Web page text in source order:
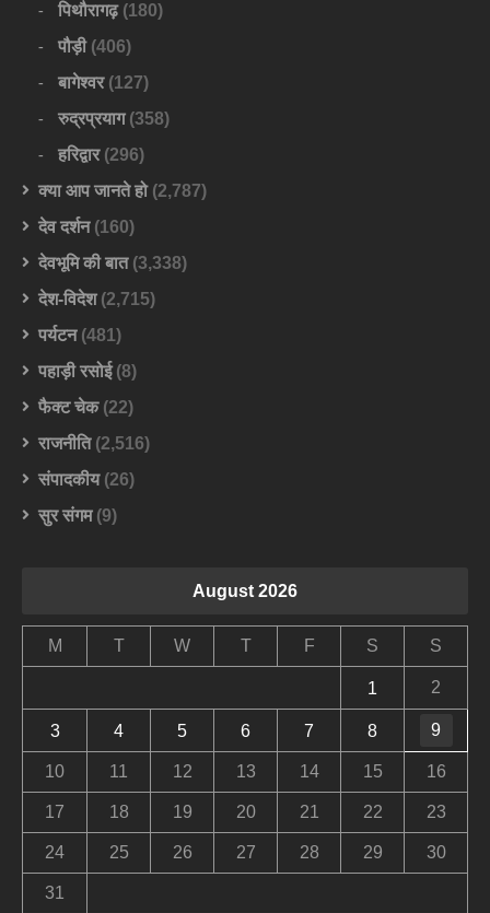
पिथौरागढ़(180)
पौड़ी(406)
बागेश्वर(127)
रुद्रप्रयाग(358)
हरिद्वार(296)
क्या आप जानते हो(2,787)
देव दर्शन(160)
देवभूमि की बात(3,338)
देश-विदेश(2,715)
पर्यटन(481)
पहाड़ी रसोई(8)
फैक्ट चेक(22)
राजनीति(2,516)
संपादकीय(26)
सुर संगम(9)
August 2026
M T W T F S S
1 2
3 4 5 6 7 8 9
10 11 12 13 14 15 16
17 18 19 20 21 22 23
24 25 26 27 28 29 30
31